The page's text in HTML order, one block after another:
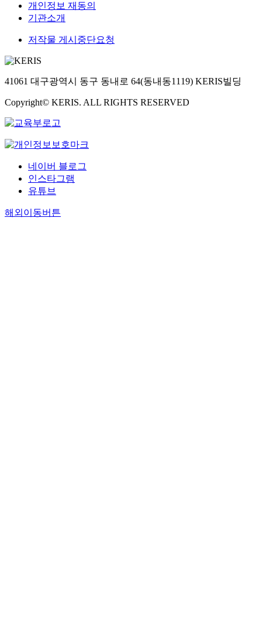
개인정보 재동의
기관소개
저작물 게시중단요청
41061 대구광역시 동구 동내로 64(동내동1119) KERIS빌딩
Copyright© KERIS. ALL RIGHTS RESERVED
네이버 블로그
인스타그램
유튜브
해외이동버튼